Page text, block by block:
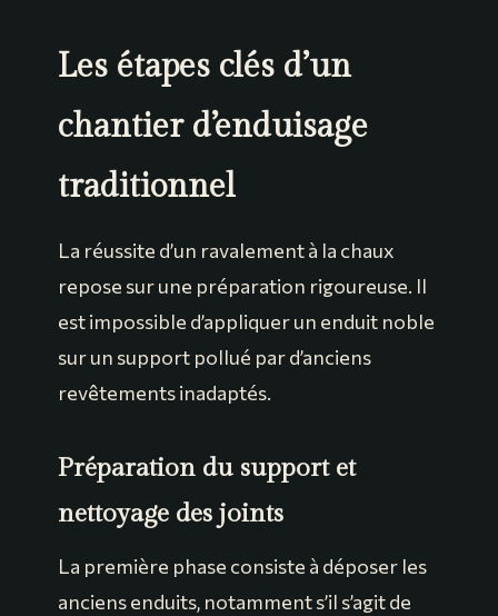
Les étapes clés d’un
chantier d’enduisage
traditionnel
La réussite d’un ravalement à la chaux
repose sur une préparation rigoureuse. Il
est impossible d’appliquer un enduit noble
sur un support pollué par d’anciens
revêtements inadaptés.
Préparation du support et
nettoyage des joints
La première phase consiste à déposer les
anciens enduits, notamment s’il s’agit de